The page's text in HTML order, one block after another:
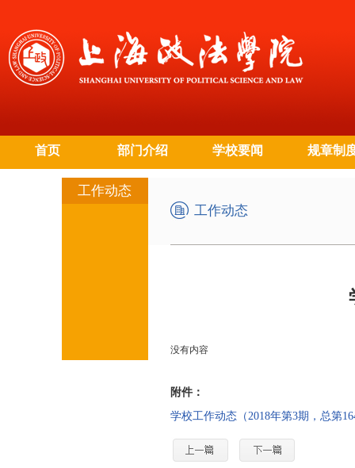
首页 部门介绍 学校要闻 规章制
工作动态
工作动态
没有内容
附件：
学校工作动态（2018年第3期，总第